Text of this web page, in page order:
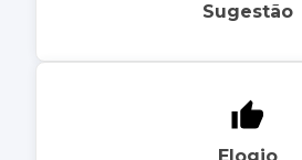
Sugestão